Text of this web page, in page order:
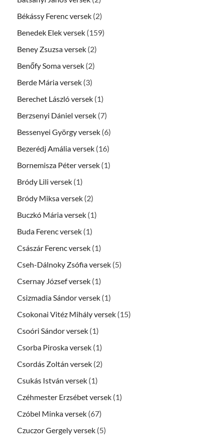
Békássy Ferenc versek (2)
Benedek Elek versek (159)
Beney Zsuzsa versek (2)
Benőfy Soma versek (2)
Berde Mária versek (3)
Berechet László versek (1)
Berzsenyi Dániel versek (7)
Bessenyei György versek (6)
Bezerédj Amália versek (16)
Bornemisza Péter versek (1)
Bródy Lili versek (1)
Bródy Miksa versek (2)
Buczkó Mária versek (1)
Buda Ferenc versek (1)
Császár Ferenc versek (1)
Cseh-Dálnoky Zsófia versek (5)
Csernay József versek (1)
Csizmadia Sándor versek (1)
Csokonai Vitéz Mihály versek (15)
Csoóri Sándor versek (1)
Csorba Piroska versek (1)
Csordás Zoltán versek (2)
Csukás István versek (1)
Czéhmester Erzsébet versek (1)
Czóbel Minka versek (67)
Czuczor Gergely versek (5)